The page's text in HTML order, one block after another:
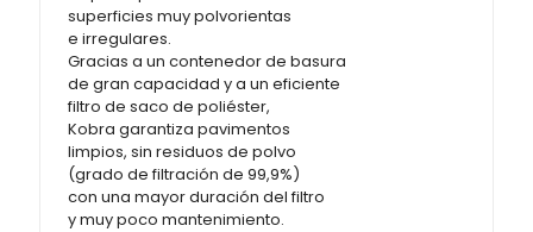
superficies muy polvorientas
e irregulares.
Gracias a un contenedor de basura
de gran capacidad y a un eficiente
filtro de saco de poliéster,
Kobra garantiza pavimentos
limpios, sin residuos de polvo
(grado de filtración de 99,9%)
con una mayor duración del filtro
y muy poco mantenimiento.